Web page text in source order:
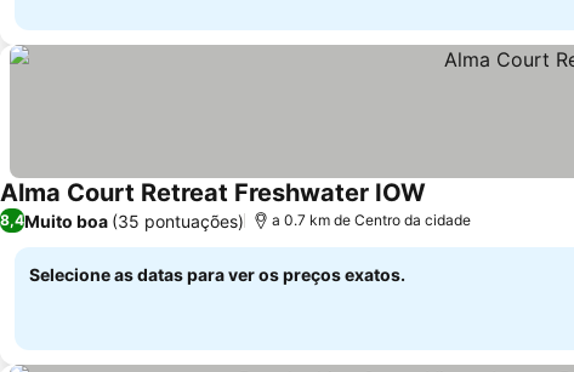
Alma Court Retreat Freshwater IOW
8,4Muito boa (35 pontuações) a 0.7 km de Centro da cidade
Selecione as datas para ver os preços exatos.